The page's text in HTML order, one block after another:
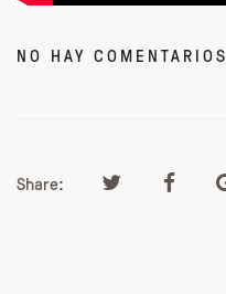
NO HAY COMENTARIOS
Share: